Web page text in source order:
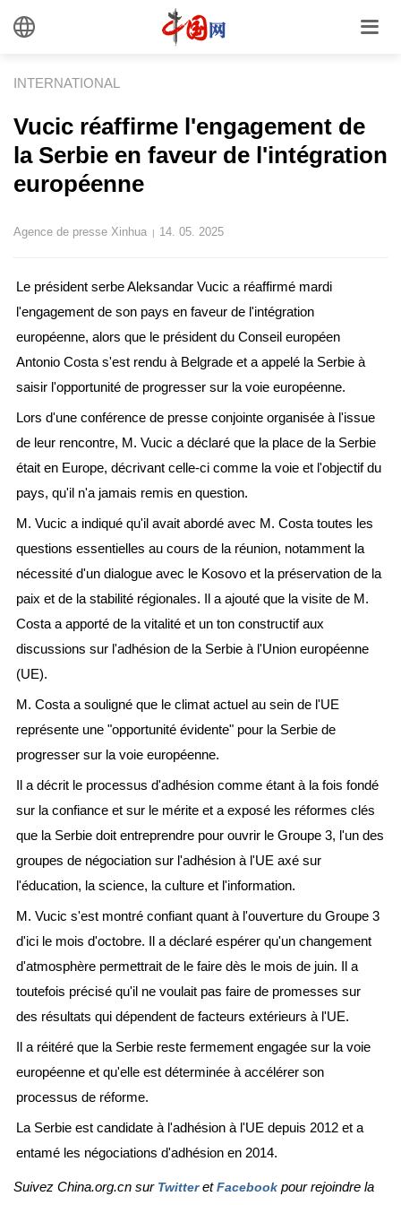
INTERNATIONAL
Vucic réaffirme l'engagement de
la Serbie en faveur de l'intégration
européenne
Agence de presse Xinhua | 14. 05. 2025
Le président serbe Aleksandar Vucic a réaffirmé mardi
l'engagement de son pays en faveur de l'intégration
européenne, alors que le président du Conseil européen
Antonio Costa s'est rendu à Belgrade et a appelé la Serbie à
saisir l'opportunité de progresser sur la voie européenne.
Lors d'une conférence de presse conjointe organisée à l'issue
de leur rencontre, M. Vucic a déclaré que la place de la Serbie
était en Europe, décrivant celle-ci comme la voie et l'objectif du
pays, qu'il n'a jamais remis en question.
M. Vucic a indiqué qu'il avait abordé avec M. Costa toutes les
questions essentielles au cours de la réunion, notamment la
nécessité d'un dialogue avec le Kosovo et la préservation de la
paix et de la stabilité régionales. Il a ajouté que la visite de M.
Costa a apporté de la vitalité et un ton constructif aux
discussions sur l'adhésion de la Serbie à l'Union européenne
(UE).
M. Costa a souligné que le climat actuel au sein de l'UE
représente une "opportunité évidente" pour la Serbie de
progresser sur la voie européenne.
Il a décrit le processus d'adhésion comme étant à la fois fondé
sur la confiance et sur le mérite et a exposé les réformes clés
que la Serbie doit entreprendre pour ouvrir le Groupe 3, l'un des
groupes de négociation sur l'adhésion à l'UE axé sur
l'éducation, la science, la culture et l'information.
M. Vucic s'est montré confiant quant à l'ouverture du Groupe 3
d'ici le mois d'octobre. Il a déclaré espérer qu'un changement
d'atmosphère permettrait de le faire dès le mois de juin. Il a
toutefois précisé qu'il ne voulait pas faire de promesses sur
des résultats qui dépendent de facteurs extérieurs à l'UE.
Il a réitéré que la Serbie reste fermement engagée sur la voie
européenne et qu'elle est déterminée à accélérer son
processus de réforme.
La Serbie est candidate à l'adhésion à l'UE depuis 2012 et a
entamé les négociations d'adhésion en 2014.
Suivez China.org.cn sur Twitter etFacebook pour rejoindre la